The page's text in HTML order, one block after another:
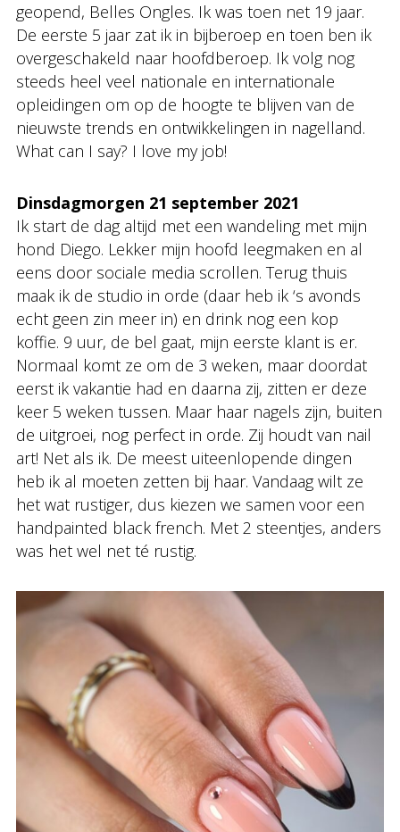
geopend, Belles Ongles. Ik was toen net 19 jaar.
De eerste 5 jaar zat ik in bijberoep en toen ben ik
overgeschakeld naar hoofdberoep. Ik volg nog
steeds heel veel nationale en internationale
opleidingen om op de hoogte te blijven van de
nieuwste trends en ontwikkelingen in nagelland.
What can I say? I love my job!
Dinsdagmorgen 21 september 2021
Ik start de dag altijd met een wandeling met mijn
hond Diego. Lekker mijn hoofd leegmaken en al
eens door sociale media scrollen. Terug thuis
maak ik de studio in orde (daar heb ik ‘s avonds
echt geen zin meer in) en drink nog een kop
koffie. 9 uur, de bel gaat, mijn eerste klant is er.
Normaal komt ze om de 3 weken, maar doordat
eerst ik vakantie had en daarna zij, zitten er deze
keer 5 weken tussen. Maar haar nagels zijn, buiten
de uitgroei, nog perfect in orde. Zij houdt van nail
art! Net als ik. De meest uiteenlopende dingen
heb ik al moeten zetten bij haar. Vandaag wilt ze
het wat rustiger, dus kiezen we samen voor een
handpainted black french. Met 2 steentjes, anders
was het wel net té rustig.